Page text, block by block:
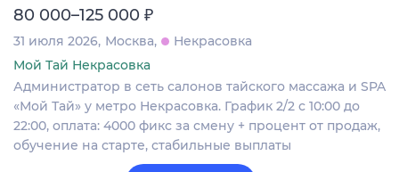
80 000–125 000 ₽
31 июля 2026 Москва
Некрасовка
Мой Тай Некрасовка
Администратор в сеть салонов тайского массажа и SPA
«Мой Тай» у метро Некрасовка. График 2/2 с 10:00 до
22:00, оплата: 4000 фикс за смену + процент от продаж,
обучение на старте, стабильные выплаты